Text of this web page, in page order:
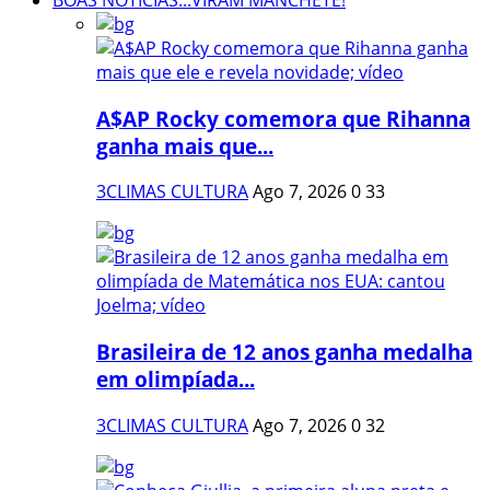
A$AP Rocky comemora que Rihanna
ganha mais que...
3CLIMAS CULTURAAgo 7, 2026033
Brasileira de 12 anos ganha medalha
em olimpíada...
3CLIMAS CULTURAAgo 7, 2026032